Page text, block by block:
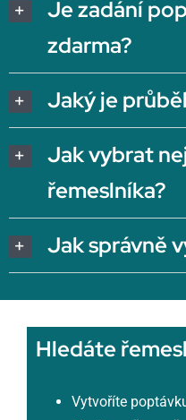
Je zadání
zdarma?
Jaký je
Jak vybrat
řemeslníka?
Jak správně
Hledáte
Vytvoříte